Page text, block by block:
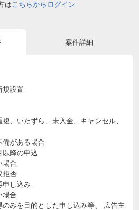
はこちらからログイン
案件詳細
規設置
、いたずら、未入金、キャンセル、
備がある場合
以降の申込
場合
拒否
申し込み
場合
のみを目的とした申し込み等、 広告主